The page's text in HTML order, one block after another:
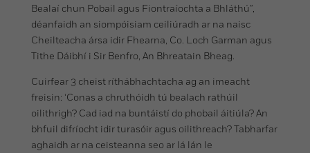
Bealaí chun Pobail agus Fiontraíochta a Bhláthú”,
déanfaidh an siompóisiam ceiliúradh ar na naisc
Cheilteacha ársa idir Fhearna, Co. Loch Garman agus
Tithe Dáibhí i Sir Benfro, An Bhreatain Bheag.
Cuirfear 3 cheist ríthábhachtacha ag an imeacht
freisin: ‘Conas a chruthóidh tú bealach rathúil
oilithrigh? Cad iad na buntáistí do phobail áitiúla? An
bhfuil difríocht idir turasóir agus oilithreach? Tabharfar
aghaidh ar na ceisteanna seo ar lá lán le